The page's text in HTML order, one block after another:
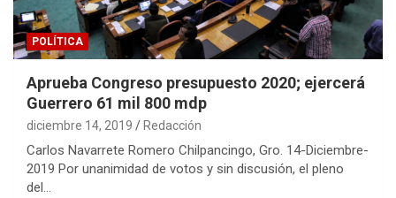
POLÍTICA
Aprueba Congreso presupuesto 2020; ejercerá
Guerrero 61 mil 800 mdp
diciembre 14, 2019 Redacción
Carlos Navarrete Romero Chilpancingo, Gro. 14-Diciembre-
2019 Por unanimidad de votos y sin discusión, el pleno
del…